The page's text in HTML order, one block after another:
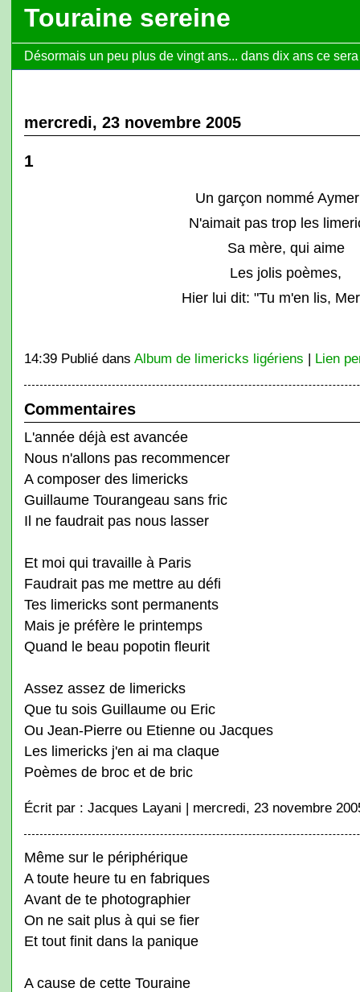
Touraine sereine
Désormais un peu plus de vingt ans... dans dix ans ce
mercredi, 23 novembre 2005
1
Un garçon nommé
N'aimait pas trop les
Sa mère, qui aime
Les jolis poèmes,
Hier lui dit: "Tu m'en lis,
14:39 Publié dans Album de limericks ligériens | Lien
Commentaires
L'année déjà est avancée
Nous n'allons pas recommencer
A composer des limericks
Guillaume Tourangeau sans fric
Il ne faudrait pas nous lasser
Et moi qui travaille à Paris
Faudrait pas me mettre au défi
Tes limericks sont permanents
Mais je préfère le printemps
Quand le beau popotin fleurit
Assez assez de limericks
Que tu sois Guillaume ou Eric
Ou Jean-Pierre ou Etienne ou Jacques
Les limericks j'en ai ma claque
Poèmes de broc et de bric
Écrit par : Jacques Layani | mercredi, 23 novembre
Même sur le périphérique
A toute heure tu en fabriques
Avant de te photographier
On ne sait plus à qui se fier
Et tout finit dans la panique
A cause de cette Touraine